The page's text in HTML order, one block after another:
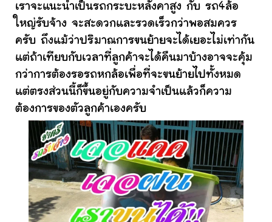
เราจะแนะนำเป็นรถกระบะหลังคาสูง กับ รถ4ล้อ
ใหญ่รับจ้าง จะสะดวกและรวดเร็วกว่าพอสมควร
ครับ ถึงแม้ว่าปริมาณการขนย้ายจะได้เยอะไม่เท่ากัน
แต่ถ้าเทียบกับเวลาที่ลูกค้าจะได้คืนมาบ้างอาจจะคุ้ม
กว่าการต้องรอรถหกล้อเพื่อที่จะขนย้ายไปทั้งหมด
แต่ตรงส่วนนี้ก็ขึ้นอยู่กับความจำเป็นแล้วก็ความ
ต้องการของตัวลูกค้าเองครับ